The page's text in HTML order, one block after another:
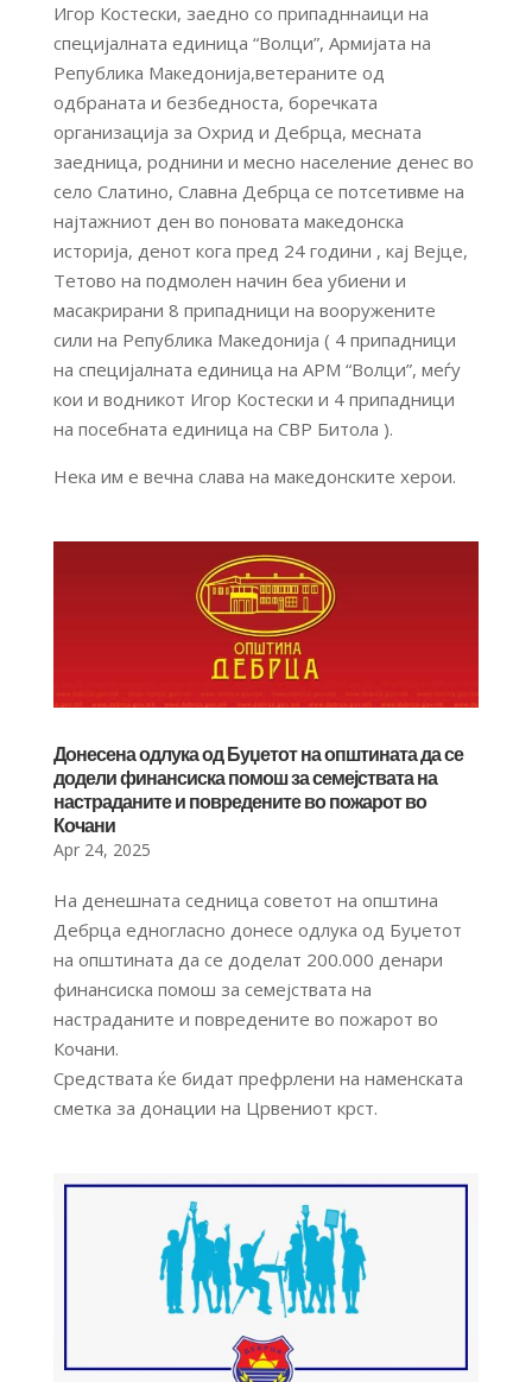
Игор Костески, заедно со припадннаици на
специјалната единица “Волци”, Армијата на
Република Македонија,ветераните од
одбраната и безбедноста, боречката
организација за Охрид и Дебрца, месната
заедница, роднини и месно население денес во
село Слатино, Славна Дебрца се потсетивме на
најтажниот ден во поновата македонска
историја, денот кога пред 24 години , кај Вејце,
Тетово на подмолен начин беа убиени и
масакрирани 8 припадници на вооружените
сили на Република Македонија ( 4 припадници
на специјалната единица на АРМ “Волци”, меѓу
кои и водникот Игор Костески и 4 припадници
на посебната единица на СВР Битола ).
Нека им е вечна слава на македонските херои.
Донесена одлука од Буџетот на општината да се
додели финансиска помош за семејствата на
настраданите и повредените во пожарот во
Кочани
Apr 24, 2025
На денешната седница советот на општина
Дебрца едногласно донесе одлука од Буџетот
на општината да се доделат 200.000 денари
финансиска помош за семејствата на
настраданите и повредените во пожарот во
Кочани.
Средствата ќе бидат префрлени на наменската
сметка за донации на Црвениот крст.